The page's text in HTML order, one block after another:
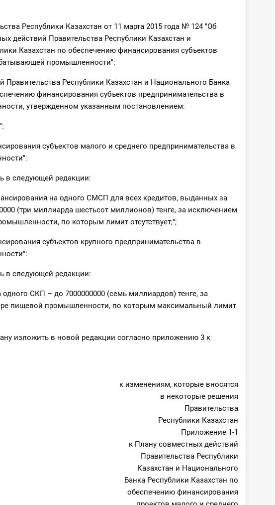
Республики Казахстан от 11 марта 2015 года № 124 "Об
действий Правительства Республики Казахстан и
Казахстан по обеспечению финансирования субъектов
промышленности":
Правительства Республики Казахстан и Национального Банка
финансирования субъектов предпринимательства в
утвержденном указанным постановлением:
субъектов малого и среднего предпринимательства в
в следующей редакции:
на одного СМСП для всех кредитов, выданных за
(три миллиарда шестьсот миллионов) тенге, за исключением
по которым лимит отсутствует;";
субъектов крупного предпринимательства в
в следующей редакции:
СКП – до 7000000000 (семь миллиардов) тенге, за
пищевой промышленности, по которым максимальный лимит
изложить в новой редакции согласно приложению 3 к
к изменениям, которые вносятся
в некоторые решения
Правительства
Республики Казахстан
Приложение 1-1
к Плану совместных действий
Правительства Республики
Казахстан и Национального
Банка Республики Казахстан по
обеспечению финансирования